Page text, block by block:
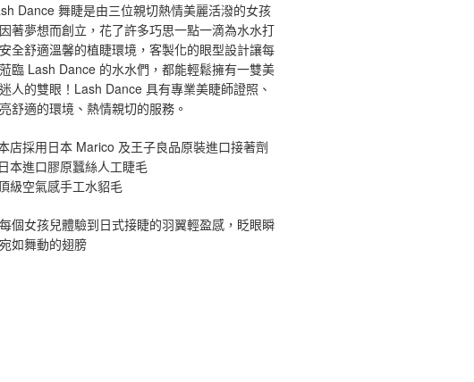
Dance 舞睫是由三位親切熱情美麗活潑的女孩
著夢想而創立，花了許多巧思一點一滴為水水打
全舒適溫馨的植睫環境，客製化的眼型設計讓每
臨 Lash Dance 的水水們，都能輕鬆擁有一雙美
人的雙眼！Lash Dance 具有專業美睫師證照、
舒適的環境、熱情親切的服務。
店採用日本 Marico 及王子良品原裝進口接著劑
本進口膠原蠶絲人工睫毛
級空氣感手工水貂毛
個女孩兒體驗到日式接睫的羽翼輕盈感，眨眼瞬
如舞動的翅膀